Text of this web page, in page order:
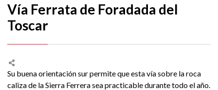
Vía Ferrata de Foradada del
Toscar
Su buena orientación sur permite que esta vía sobre la roca
caliza de la Sierra Ferrera sea practicable durante todo el año.